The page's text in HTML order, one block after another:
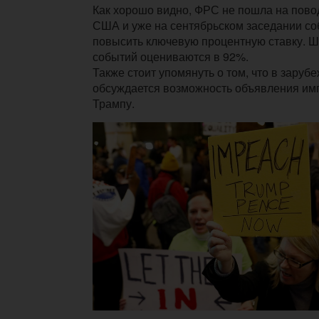
Как хорошо видно, ФРС не пошла на
США и уже на сентябрьском заседании
повысить ключевую процентную ставку.
событий оцениваются в 92%.
Также стоит упомянуть о том, что в
обсуждается возможность объявления
Трампу.